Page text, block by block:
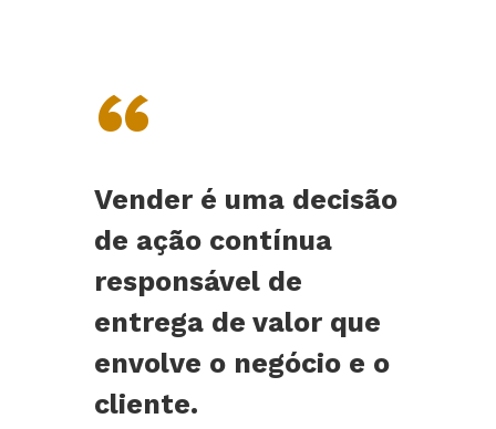
“
Vender é uma decisão
de ação contínua
responsável de
entrega de valor que
envolve o negócio e o
cliente.